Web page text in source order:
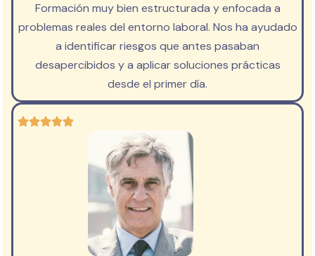
Formación muy bien estructurada y enfocada a
problemas reales del entorno laboral. Nos ha ayudado
a identificar riesgos que antes pasaban
desapercibidos y a aplicar soluciones prácticas
desde el primer día.